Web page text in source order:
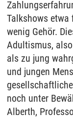
Talkshows etwa
wenig Gehör.
Adultismus,
als zu jung
und jungen
noch unter
Alberth,